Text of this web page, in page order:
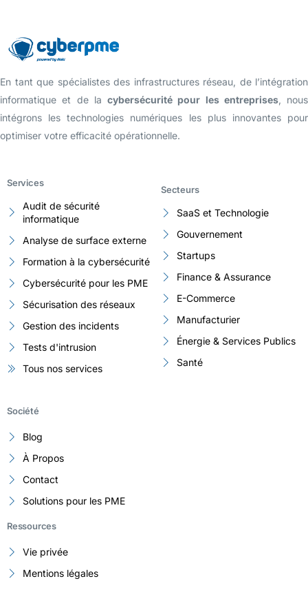
En tant que spécialistes des infrastructures réseau, de l’intégration
informatique et de la cybersécurité pour les entreprises, nous
intégrons les technologies numériques les plus innovantes pour
optimiser votre efficacité opérationnelle.
Services
Audit de sécurité
informatique
Analyse de surface externe
Formation à la cybersécurité
Cybersécurité pour les PME
Sécurisation des réseaux
Gestion des incidents
Tests d'intrusion
Tous nos services
Secteurs
SaaS et Technologie
Gouvernement
Startups
Finance & Assurance
E-Commerce
Manufacturier
Énergie & Services Publics
Santé
Société
Blog
À Propos
Contact
Solutions pour les PME
Ressources
Vie privée
Mentions légales